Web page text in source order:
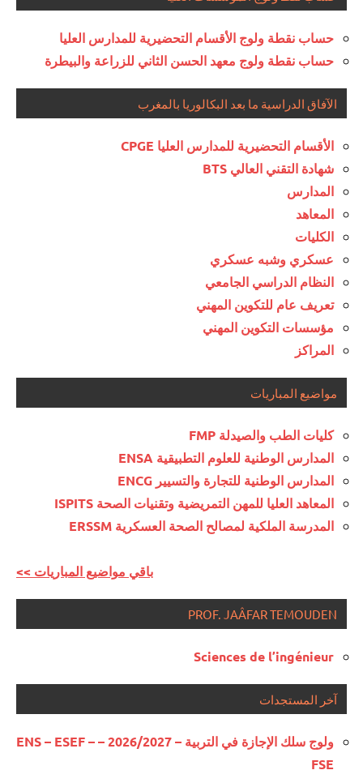
حساب نقطة ولوج الأقسام التحضيرية للمدارس العليا
حساب نقطة ولوج معهد الحسن الثاني للزراعة والبيطرة
الآفاق الدراسية ما بعد البكالوريا بالمغرب
الأقسام التحضيرية للمدارس العليا CPGE
شهادة التقني العالي BTS
المدارس
المعاهد
الكليات
عسكري وشبه عسكري
النظام الدراسي الجامعي
تعريف عام للتكوين المهني
مؤسسات التكوين المهني
المراكز
مواضيع المباريات
كليات الطب والصيدلة FMP
المدارس الوطنية للعلوم التطبيقية ENSA
المدارس الوطنية للتجارة والتسيير ENCG
المعاهد العليا للمهن التمريضية وتقنيات الصحة ISPITS
المدرسة الملكية لمصالح الصحة العسكرية ERSSM
<< باقي مواضيع المباريات
PROF. JAÂFAR TEMOUDEN
Sciences de l’ingénieur
آخر المستجدات
ولوج سلك الإجازة في التربية – 2026/2027 – ENS – ESEF –
FSE